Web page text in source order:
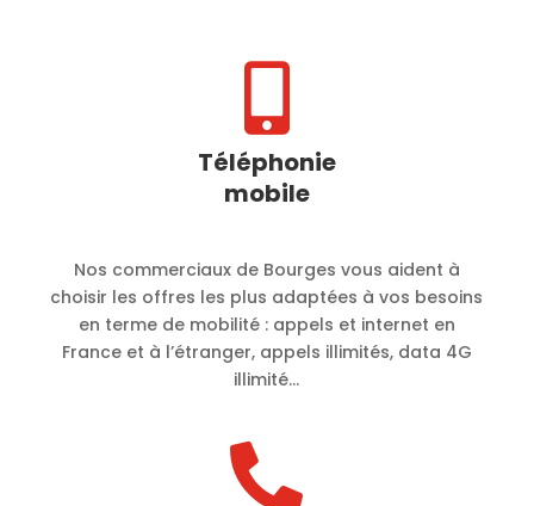

Téléphonie
mobile
Nos commerciaux de Bourges vous aident à
choisir les offres les plus adaptées à vos besoins
en terme de mobilité : appels et internet en
France et à l’étranger, appels illimités, data 4G
illimité…
